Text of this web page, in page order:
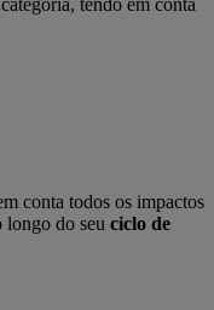
conta todos os impactos
longo do seu ciclo de